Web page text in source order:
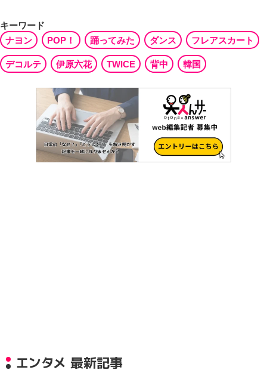
キーワード
ナヨン
POP！ 踊ってみた ダンス フレアスカート
デコルテ 伊原六花 TWICE 背中 韓国
エンタメ 最新記事